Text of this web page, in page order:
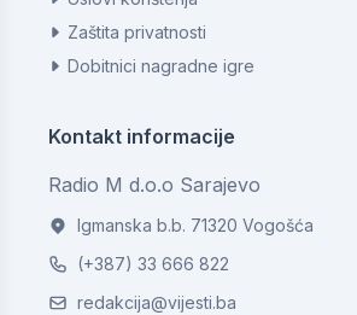
Zaštita privatnosti
Dobitnici nagradne igre
Kontakt informacije
Radio M d.o.o Sarajevo
Igmanska b.b. 71320 Vogošća
(+387) 33 666 822
redakcija@vijesti.ba